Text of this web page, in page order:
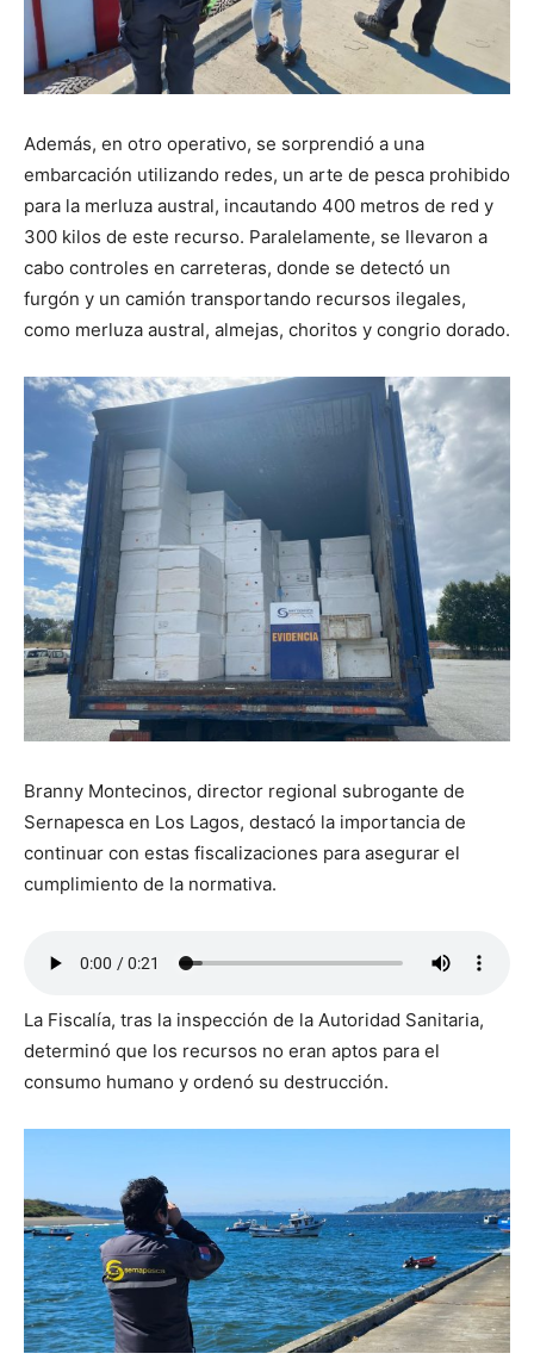
Además, en otro operativo, se sorprendió a una
embarcación utilizando redes, un arte de pesca prohibido
para la merluza austral, incautando 400 metros de red y
300 kilos de este recurso. Paralelamente, se llevaron a
cabo controles en carreteras, donde se detectó un
furgón y un camión transportando recursos ilegales,
como merluza austral, almejas, choritos y congrio dorado.
Branny Montecinos, director regional subrogante de
Sernapesca en Los Lagos, destacó la importancia de
continuar con estas fiscalizaciones para asegurar el
cumplimiento de la normativa.
La Fiscalía, tras la inspección de la Autoridad Sanitaria,
determinó que los recursos no eran aptos para el
consumo humano y ordenó su destrucción.